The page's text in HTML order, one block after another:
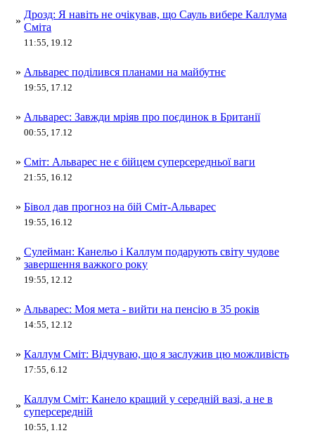
»
Дрозд: Я навіть не очікував, що Сауль вибере Каллума
Сміта
11:55, 19.12
» Альварес поділився планами на майбутнє
19:55, 17.12
» Альварес: Завжди мріяв про поєдинок в Британії
00:55, 17.12
» Сміт: Альварес не є бійцем суперсередньої ваги
21:55, 16.12
» Бівол дав прогноз на бій Сміт-Альварес
19:55, 16.12
»
Сулейман: Канельо і Каллум подарують світу чудове
завершення важкого року
19:55, 12.12
» Альварес: Моя мета - вийти на пенсію в 35 років
14:55, 12.12
» Каллум Сміт: Відчуваю, що я заслужив цю можливість
17:55, 6.12
»
Каллум Сміт: Канело кращий у середній вазі, а не в
суперсередній
10:55, 1.12